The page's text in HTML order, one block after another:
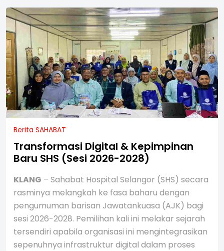
Berita SAHABAT
Transformasi Digital & Kepimpinan
Baru SHS (Sesi 2026-2028)
KLANG – Sahabat Hospital Selangor (SHS) secara
rasminya melangkah ke fasa baharu dengan
pengumuman barisan Jawatankuasa (AJK) bagi
sesi 2026-2028. Pemilihan kali ini melakar sejarah
tersendiri apabila organisasi ini mengintegrasikan
sepenuhnya infrastruktur digital dalam proses